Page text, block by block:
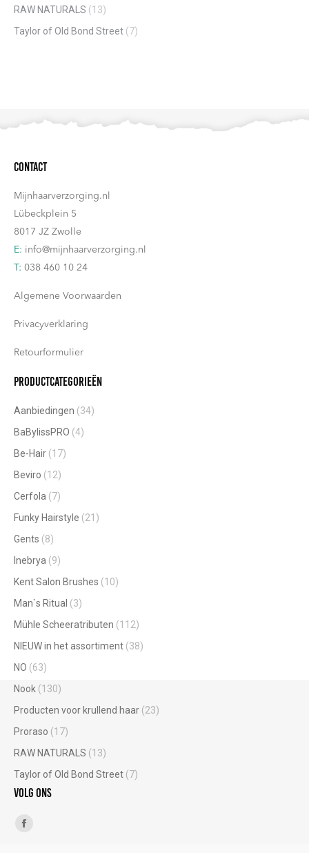
RAW NATURALS (13)
Taylor of Old Bond Street (7)
Contact
Mijnhaarverzorging.nl
Lübeckplein 5
8017 JZ Zwolle
E: info@mijnhaarverzorging.nl
T: 038 460 10 24
Algemene Voorwaarden
Privacyverklaring
Retourformulier
Productcategorieën
Aanbiedingen (34)
BaBylissPRO (4)
Be-Hair (17)
Beviro (12)
Cerfola (7)
Funky Hairstyle (21)
Gents (8)
Inebrya (9)
Kent Salon Brushes (10)
Man`s Ritual (3)
Mühle Scheeratributen (112)
NIEUW in het assortiment (38)
NO (63)
Nook (130)
Producten voor krullend haar (23)
Proraso (17)
RAW NATURALS (13)
Taylor of Old Bond Street (7)
Volg ons
Vind ons op:
Facebook